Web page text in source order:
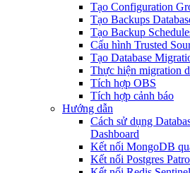
Tạo Configuration
Tạo Backups
Tạo Backup
Cấu hình Trusted
Tạo Database
Thực hiện migration
Tích hợp OBS
Tích hợp cảnh báo
Hướng dẫn
Cách sử dụng
Dashboard
Kết nối MongoDB
Kết nối Postgres